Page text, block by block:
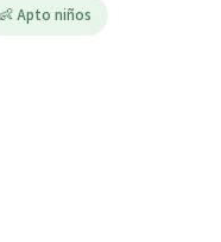
Apto niños